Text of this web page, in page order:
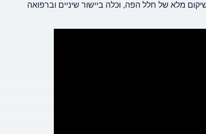
מלא של חלל הפה, וכלה ביישור שיניים וברפואה